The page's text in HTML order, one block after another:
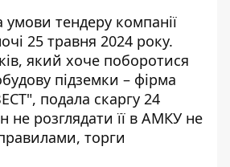
тендеру компанії
25 травня 2024 року.
який хоче поборотися
підземки – фірма
подала скаргу 24
не розглядати її в АМКУ не
торги